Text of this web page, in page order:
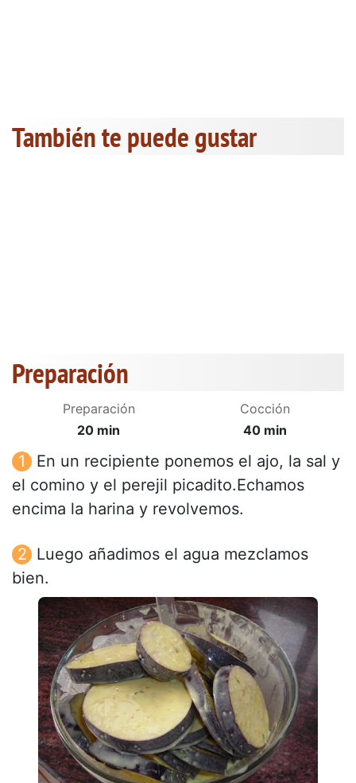
También te puede gustar
Preparación
Preparación
20 min
Cocción
40 min
En un recipiente ponemos el ajo, la sal y
el comino y el perejil picadito.Echamos
encima la harina y revolvemos.
Luego añadimos el agua mezclamos
bien.